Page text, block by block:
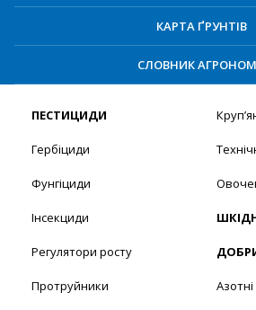
КАРТА ҐРУНТІВ
СЛОВНИК
ПЕСТИЦИДИ
Гербіциди
Фунгіциди
Інсекциди
Регулятори росту
Протруйники Азотні